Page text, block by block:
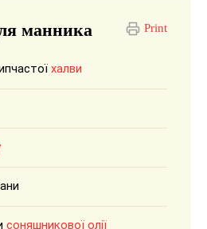
Print
манника
халви
соняшникової олії